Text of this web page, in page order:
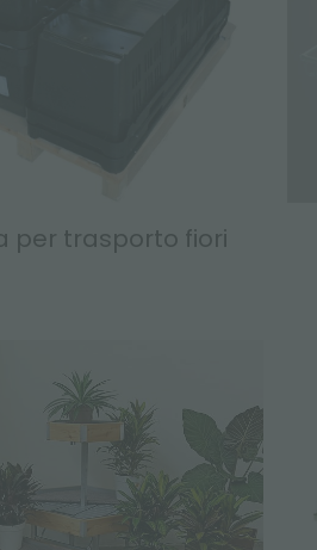
per trasporto fiori